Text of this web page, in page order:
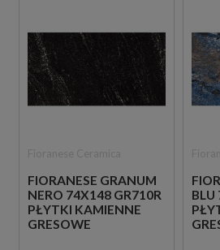
FIORANESE GRANUM
NERO 74X148 GR710R
PŁYTKI KAMIENNE
GRESOWE
BLU